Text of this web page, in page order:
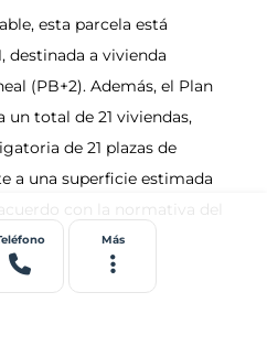
Más